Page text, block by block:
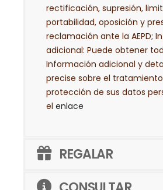
rectificación, supresión,
portabilidad, oposición y
reclamación ante la AEPD;
adicional: Puede obtener
Información adicional y
precise sobre el
protección de sus datos
el enlace
REGALAR